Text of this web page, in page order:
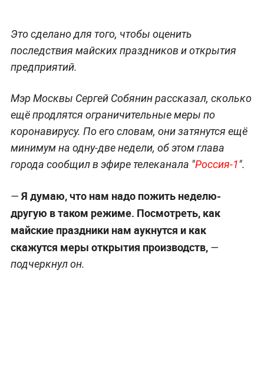
Это сделано для того, чтобы оценить
последствия майских праздников и открытия
предприятий.
Мэр Москвы Сергей Собянин рассказал, сколько
ещё продлятся ограничительные меры по
коронавирусу. По его словам, они затянутся ещё
минимум на одну-две недели, об этом глава
города сообщил в эфире телеканала "Россия-1".
— Я думаю, что нам надо пожить неделю-
другую в таком режиме. Посмотреть, как
майские праздники нам аукнутся и как
скажутся меры открытия производств, —
подчеркнул он.